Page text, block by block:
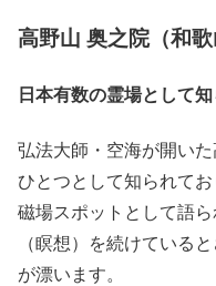
高野山 奥之院（和歌
日本有数の霊場として
弘法大師・空海が開い
ひとつとして知られて
磁場スポットとして語
（瞑想）を続けている
が漂います。